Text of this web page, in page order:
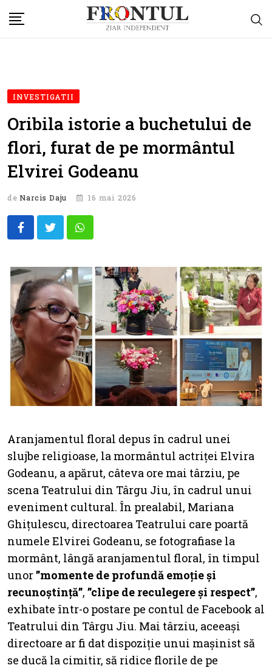
to
INVESTIGATII
Oribila istorie a buchetului de
flori, furat de pe mormântul
Elvirei Godeanu
de Narcis Daju 16 mai 2026
Whatsapp
Aranjamentul floral depus în cadrul unei
slujbe religioase, la mormântul actriței Elvira
Godeanu, a apărut, câteva ore mai târziu, pe
scena Teatrului din Târgu Jiu, în cadrul unui
eveniment cultural. În prealabil, Mariana
Ghițulescu, directoarea Teatrului care poartă
numele Elvirei Godeanu, se fotografiase la
mormânt, lângă aranjamentul floral, în timpul
unor”momente de profundă emoție și
recunoștință”, ”clipe de reculegere și respect”,
exhibate într-o postare pe contul de Facebook al
Teatrului din Târgu Jiu. Mai târziu, aceeași
directoare ar fi dat dispoziție unui mașinist să
se ducă la cimitir, să ridice florile de pe